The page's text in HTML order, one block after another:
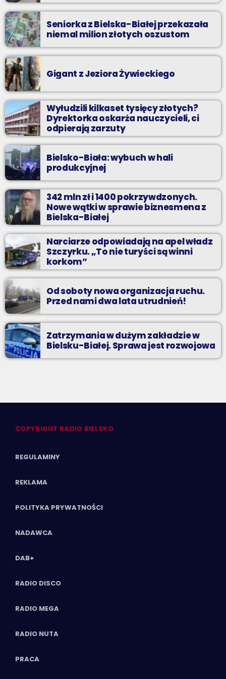
Seniorka z Bielska-Białej przekazała
niemal milion złotych oszustom
Gigant z Jeziora Żywieckiego
Wyłudzili kilkaset tysięcy złotych?
Dyrektorka oskarża nauczycieli, ci
odpierają zarzuty
Bielsko-Biała: wybuch w hali
produkcyjnej
342 mln zł i 1400 pokrzywdzonych.
Nowe wątki w sprawie biznesmena z
Bielska-Białej
Narciarze odpowiadają na apel władz
Szczyrku. „To nie turyści są winni
korkom”
Od soboty nowa organizacja ruchu.
Przed nami dwa lata utrudnień!
Zatrzymania w dużym zakładzie w
Bielsku-Białej. Sprawa jest rozwojowa
COPYRIGHT RADIO BIELSKO
REGULAMINY
REKLAMA
POLITYKA PRYWATNOŚCI
NADAWCA
DAB+
RADIO DISCO
RADIO MEGA
RADIO NUTA
PRACA